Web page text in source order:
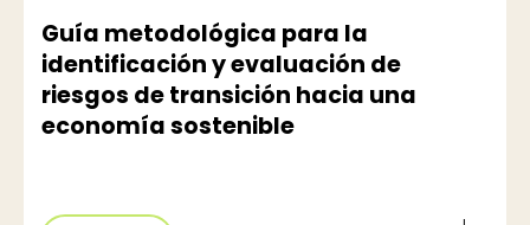
Guía metodológica para la
identificación y evaluación de
riesgos de transición hacia una
economía sostenible